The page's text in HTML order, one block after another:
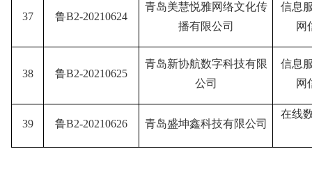
37 鲁B2-20210624
青岛美慧悦雅网络文化传
播有限公司
信息
网
38 鲁B2-20210625
青岛新协航数字科技有限
公司
信息
网
39 鲁B2-20210626 青岛盛坤鑫科技有限公司
在线